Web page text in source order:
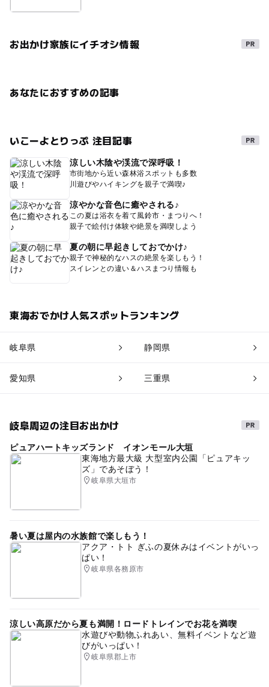
お出かけ家族にイチオシ情報
あなたにおすすめの記事
いこーよとりっぷ 注目記事
涼しい木陰や渓流で深呼吸！
市街地から近い森林浴スポットも多数
川遊びやハイキングを親子で満喫♪
涼やかな音色に癒やされる♪
この夏は浴衣を着て風鈴市・まつりへ！
親子で絵付け体験や絶景を満喫しよう
夏の朝に早起きしておでかけ♪
親子で神秘的なハスの絶景を楽しもう！
スイレンとの違い＆ハスまつり情報も
東海おでかけ人気スポットランキング
岐阜県 静岡県
愛知県 三重県
岐阜周辺の注目お出かけ
ピュアハートキッズランド イオンモール大垣
東海地方最大級 大型室内公園「ピュアキッ
ズ」であそぼう！
岐阜県大垣市
暑い夏は屋内の水族館で楽しもう！
アクア・トト ぎふの夏休みはイベントがいっ
ぱい！
岐阜県各務原市
涼しい高原だから夏も満開！ロードトレインでお花を満喫
水遊びや動物ふれあい、無料イベントなど遊
びがいっぱい！
岐阜県郡上市